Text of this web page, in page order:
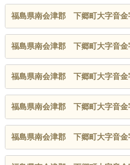
福島県南会津郡 下郷町大字音金
福島県南会津郡 下郷町大字音金
福島県南会津郡 下郷町大字音金
福島県南会津郡 下郷町大字音金
福島県南会津郡 下郷町大字音金